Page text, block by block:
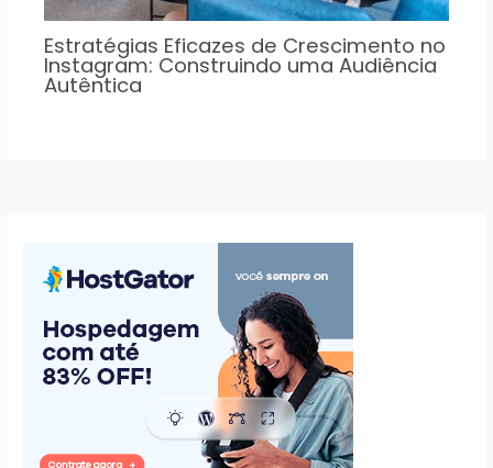
Estratégias Eficazes de Crescimento no
Instagram: Construindo uma Audiência
Autêntica